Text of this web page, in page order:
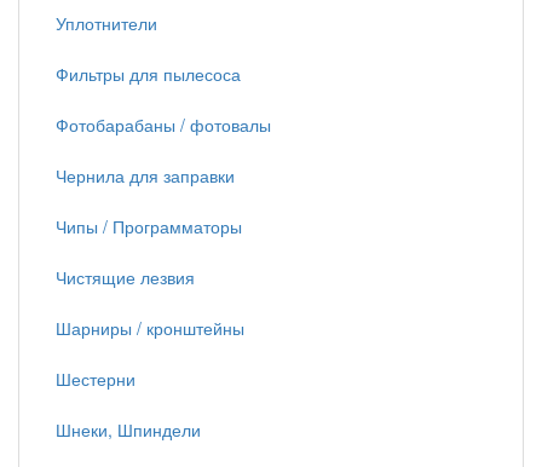
Уплотнители
Фильтры для пылесоса
Фотобарабаны / фотовалы
Чернила для заправки
Чипы / Программаторы
Чистящие лезвия
Шарниры / кронштейны
Шестерни
Шнеки, Шпиндели